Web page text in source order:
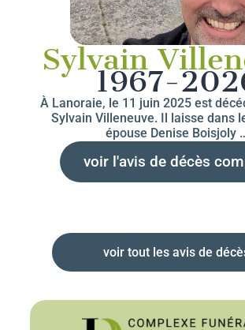
Sylvain
1967-
À Lanoraie, le 11 juin 2025 est
Sylvain Villeneuve. Il laisse dans
épouse Denise Boisjoly
voir l'avis de décès
voir tout les avis de